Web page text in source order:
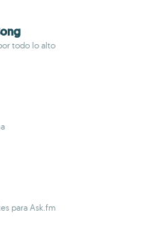
todo lo alto
para Ask.fm